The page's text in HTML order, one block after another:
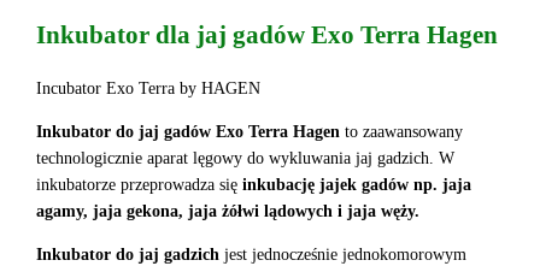
Inkubator dla jaj gadów Exo Terra Hagen
Incubator Exo Terra by HAGEN
Inkubator do jaj gadów Exo Terra Hagen to zaawansowany
technologicznie aparat lęgowy do wykluwania jaj gadzich. W
inkubatorze przeprowadza się inkubację jajek gadów np. jaja
agamy, jaja gekona, jaja żółwi lądowych i jaja węży.
Inkubator do jaj gadzich jest jednocześnie jednokomorowym